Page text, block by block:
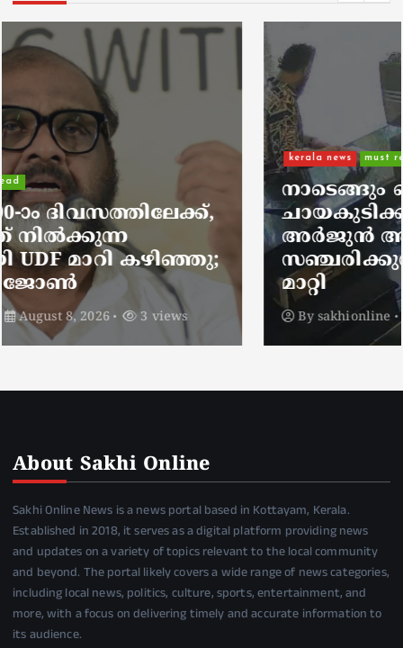
kerala news must read
നാടെങ്ങും പൊലീസ് തിരയുന്നു,
ചായകുടിക്കാൻ എടപ്പാളിലെത്തി
അർജുൻ ആയങ്കി;
സഞ്ചരിക്കുന്നത് വാഹനങ്ങൾ
മാറ്റി
Bysakhionline August 8, 2026 5 views
About Sakhi Online
Sakhi Online News is a news portal based in Kottayam, Kerala.
Established in 2018, it serves as a digital platform providing news
and updates on a variety of topics relevant to the local community
and beyond. The portal likely covers a wide range of news categories,
including local news, politics, culture, sports, entertainment, and
more, with a focus on delivering timely and accurate information to
its audience.